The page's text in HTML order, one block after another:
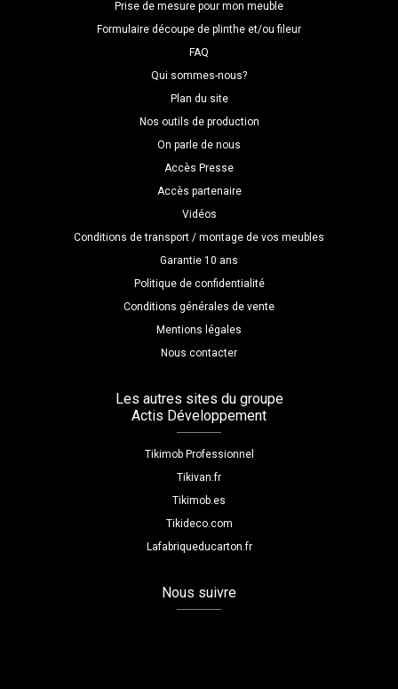
Prise de mesure pour mon meuble
Formulaire découpe de plinthe et/ou fileur
FAQ
Qui sommes-nous?
Plan du site
Nos outils de production
On parle de nous
Accès Presse
Accès partenaire
Vidéos
Conditions de transport / montage de vos meubles
Garantie 10 ans
Politique de confidentialité
Conditions générales de vente
Mentions légales
Nous contacter
Les autres sites du groupe
Actis Développement
Tikimob Professionnel
Tikivan.fr
Tikimob.es
Tikideco.com
Lafabriqueducarton.fr
Nous suivre